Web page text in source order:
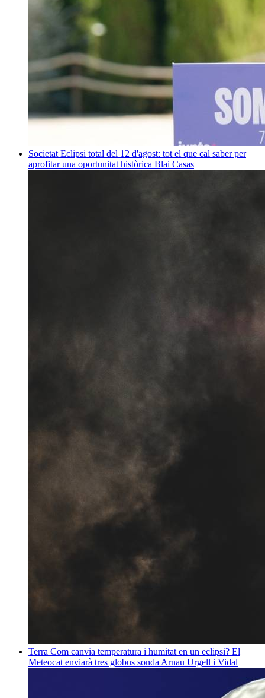
Societat Eclipsi total del 12 d'agost: tot el que cal saber per
aprofitar una oportunitat històrica Blai Casas
Terra Com canvia temperatura i humitat en un eclipsi? El
Meteocat enviarà tres globus sonda Arnau Urgell i Vidal